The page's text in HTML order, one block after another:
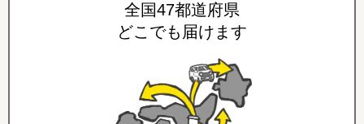
全国47都道府県
どこでも届けます